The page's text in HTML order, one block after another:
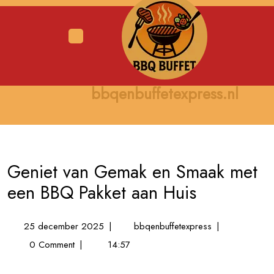
Skip
bbqenbuffetexpress.nl
Geniet van Gemak en Smaak met
een BBQ Pakket aan Huis
25 december 202525
december
| bbqenbuffetexpressGeniet
|
0 Comment | 14:57